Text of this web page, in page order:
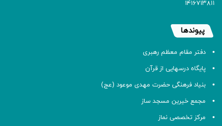
۱۴۱۶۷۱۳۸۱۱
پیوندها
دفتر مقام معظم رهبری
پایگاه درسهایی از قرآن
بنیاد فرهنگی حضرت مهدی موعود (عج)
مجمع خیرین مسجد ساز
مرکز تخصصی نماز